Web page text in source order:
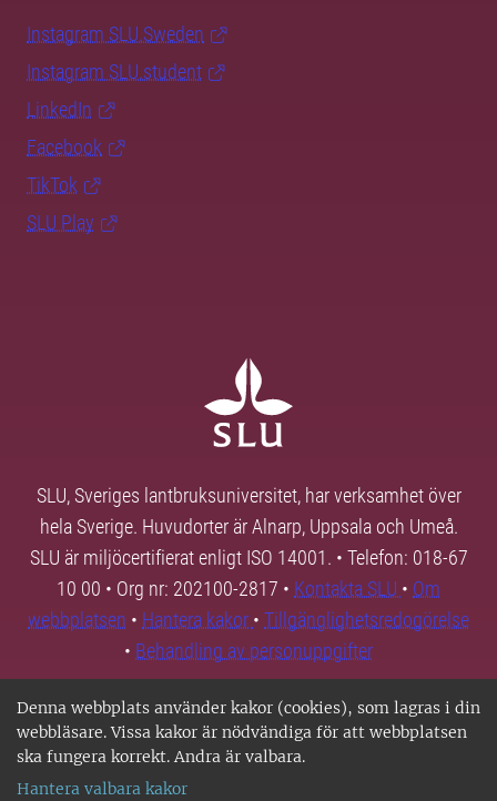
Denna webbplats använder kakor (cookies), som lagras i din
webbläsare. Vissa kakor är nödvändiga för att webbplatsen
ska fungera korrekt. Andra är valbara.
Hantera valbara kakor
Instagram SLU.Sweden
Instagram SLU.student
LinkedIn
Facebook
TikTok
SLU Play
SLU, Sveriges lantbruksuniversitet, har verksamhet över
hela Sverige. Huvudorter är Alnarp, Uppsala och Umeå.
SLU är miljöcertifierat enligt ISO 14001. • Telefon: 018-67
10 00 • Org nr: 202100-2817 • Kontakta SLU • Om
webbplatsen • Hantera kakor • Tillgänglighetsredogörelse
• Behandling av personuppgifter